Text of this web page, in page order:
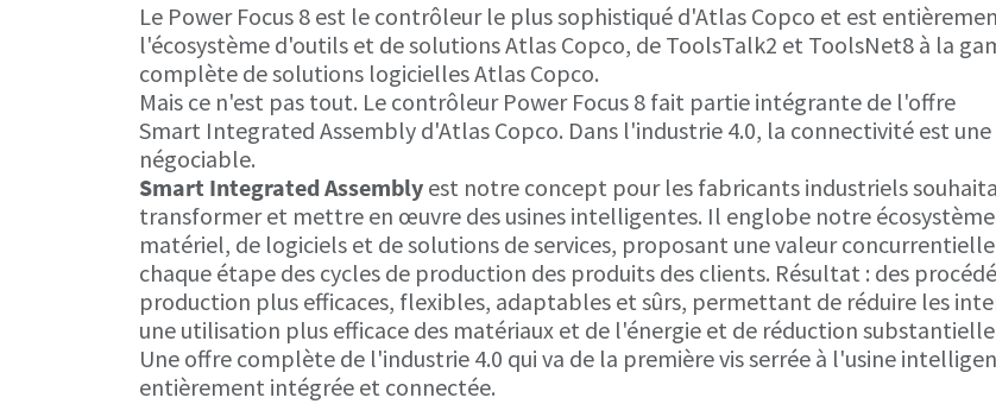
Le Power Focus 8 est le contrôleur le plus sophistiqué d'Atlas Copco et est
l'écosystème d'outils et de solutions Atlas Copco, de ToolsTalk2 et ToolsNet8 à la
complète de solutions logicielles Atlas Copco.
Mais ce n'est pas tout. Le contrôleur Power Focus 8 fait partie intégrante de l'offre
Smart Integrated Assembly d'Atlas Copco. Dans l'industrie 4.0, la connectivité est une
négociable.
Smart Integrated Assembly est notre concept pour les fabricants industriels
transformer et mettre en œuvre des usines intelligentes. Il englobe notre
matériel, de logiciels et de solutions de services, proposant une valeur
chaque étape des cycles de production des produits des clients. Résultat : des
production plus efficaces, flexibles, adaptables et sûrs, permettant de réduire les
une utilisation plus efficace des matériaux et de l'énergie et de réduction
Une offre complète de l'industrie 4.0 qui va de la première vis serrée à l'usine
entièrement intégrée et connectée.